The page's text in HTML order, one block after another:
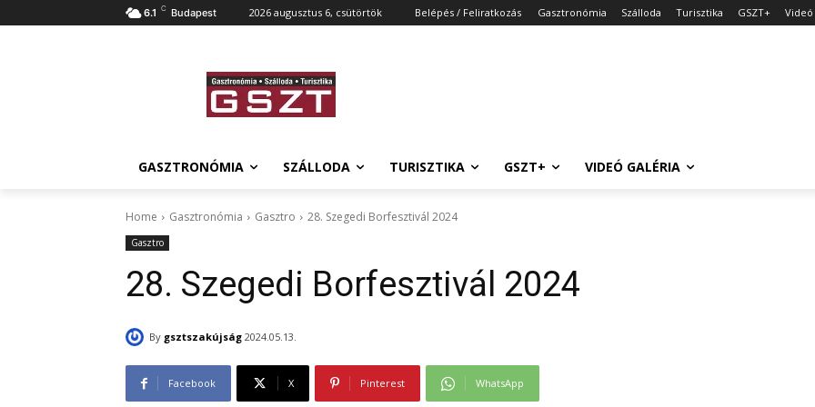
6.1 C Budapest 2026 augusztus 6, csütörtök Belépés / Feliratkozás Gasztronómia Szálloda Turisztika GSZT+ Videó
GASZTRONÓMIA SZÁLLODA TURISZTIKA GSZT+ VIDEÓ GALÉRIA
Home Gasztronómia Gasztro 28. Szegedi Borfesztivál 2024
Gasztro
28. Szegedi Borfesztivál 2024
By gsztszakújság 2024.05.13.
Facebook X Pinterest WhatsApp